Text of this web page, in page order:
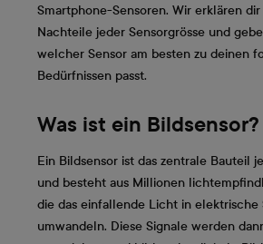
Smartphone-Sensoren. Wir erklären
Nachteile jeder Sensorgrösse und
welcher Sensor am besten zu deinen
Bedürfnissen passt.
Was ist ein Bildsensor?
Ein Bildsensor ist das zentrale Bauteil
und besteht aus Millionen
die das einfallende Licht in elektrische
umwandeln. Diese Signale werden